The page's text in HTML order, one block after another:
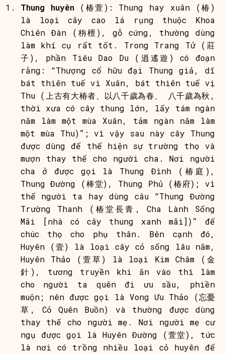
Thung huyên(椿萱): Thung hay xuân (椿)
là loại cây cao lá rụng thuộc Khoa
Chiên Đàn (栴檀), gỗ cứng, thường dùng
làm khí cụ rất tốt. Trong Trang Tử (莊
子), phần Tiêu Dao Du (逍遙遊) có đoạn
rằng: “Thượng cổ hữu đại Thung giả, dĩ
bát thiên tuế vi Xuân, bát thiên tuế vị
Thu (上古有大椿者、以八千歲為春、 八千歲為秋,
thời xưa có cây thung lớn, lấy tám ngàn
năm làm một mùa Xuân, tảm ngàn năm làm
một mùa Thu)”; vì vậy sau này cây Thung
được dùng để thể hiện sự trường thọ và
mượn thay thế cho người cha. Nơi người
cha ở được gọi là Thung Đình (椿庭),
Thung Đường (棒堂), Thung Phủ (椿府); vì
thế người ta hay dùng câu “Thung Đường
Trường Thanh (椿堂長青, Cha Lành Sống
Mãi [nhà có cây thung xanh mãi])” để
chúc thọ cho phụ thân. Bên cạnh đó,
Huyên (壹) là loại cây cỏ sống lâu năm,
Huyên Thảo (萱草) là loại Kim Châm (金
針), tương truyền khi ăn vào thì làm
cho người ta quên đi ưu sầu, phiền
muộn; nên được gọi là Vong Ưu Thảo (忘憂
草, Cỏ Quên Buồn) và thường được dùng
thay thế cho người mẹ. Nơi người mẹ cư
ngụ được gọi là Huyên Đường (萱堂), tức
là nơi có trồng nhiều loại cỏ huyên để